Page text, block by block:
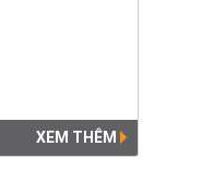
XEM THÊM